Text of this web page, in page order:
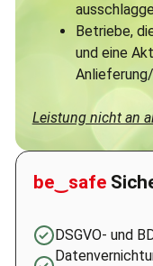
Betriebe,
und eine
Leistung nicht an
be‿safe
DSGVO- und